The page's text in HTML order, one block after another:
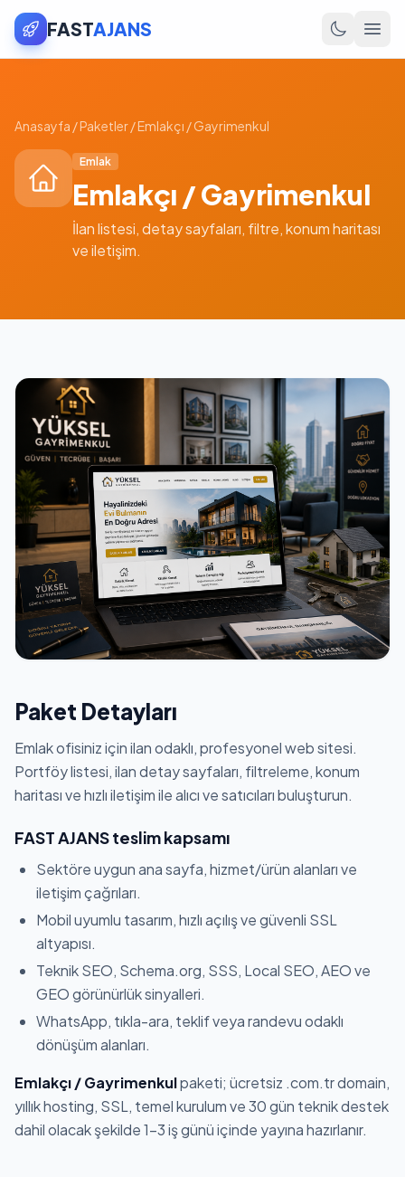
FASTAJANS
Anasayfa /Paketler/Emlakçı / Gayrimenkul
Emlak
Emlakçı / Gayrimenkul
İlan listesi, detay sayfaları, filtre, konum haritası
ve iletişim.
Paket Detayları
Emlak ofisiniz için ilan odaklı, profesyonel web sitesi.
Portföy listesi, ilan detay sayfaları, filtreleme, konum
haritası ve hızlı iletişim ile alıcı ve satıcıları buluşturun.
FAST AJANS teslim kapsamı
Sektöre uygun ana sayfa, hizmet/ürün alanları ve
iletişim çağrıları.
Mobil uyumlu tasarım, hızlı açılış ve güvenli SSL
altyapısı.
Teknik SEO, Schema.org, SSS, Local SEO, AEO ve
GEO görünürlük sinyalleri.
WhatsApp, tıkla-ara, teklif veya randevu odaklı
dönüşüm alanları.
Emlakçı / Gayrimenkulpaketi; ücretsiz .com.tr domain,
yıllık hosting, SSL, temel kurulum ve 30 gün teknik destek
dahil olacak şekilde 1-3 iş günü içinde yayına hazırlanır.